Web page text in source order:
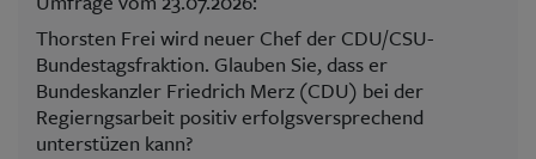
Thorsten Frei wird neuer Chef der CDU/CSU-
Bundestagsfraktion. Glauben Sie, dass er
Bundeskanzler Friedrich Merz (CDU) bei der
Regierngsarbeit positiv erfolgsversprechend
unterstüzen kann?